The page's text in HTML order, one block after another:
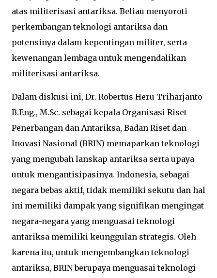
atas militerisasi antariksa. Beliau menyoroti
perkembangan teknologi antariksa dan
potensinya dalam kepentingan militer, serta
kewenangan lembaga untuk mengendalikan
militerisasi antariksa.
Dalam diskusi ini, Dr. Robertus Heru Triharjanto
B.Eng., M.Sc. sebagai kepala Organisasi Riset
Penerbangan dan Antariksa, Badan Riset dan
Inovasi Nasional (BRIN) memaparkan teknologi
yang mengubah lanskap antariksa serta upaya
untuk mengantisipasinya. Indonesia, sebagai
negara bebas aktif, tidak memiliki sekutu dan hal
ini memiliki dampak yang signifikan mengingat
negara-negara yang menguasai teknologi
antariksa memiliki keunggulan strategis. Oleh
karena itu, untuk mengembangkan teknologi
antariksa, BRIN berupaya menguasai teknologi